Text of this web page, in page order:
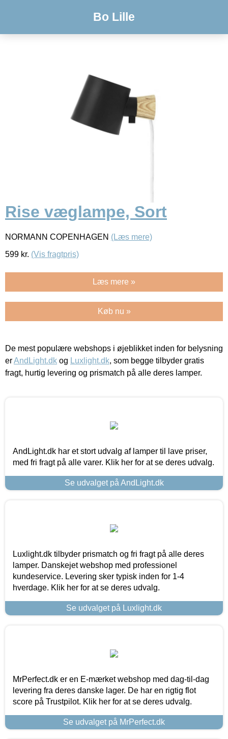
Bo Lille
Rise væglampe, Sort
NORMANN COPENHAGEN (Læs mere)
599 kr. (Vis fragtpris)
Læs mere »
Køb nu »
De mest populære webshops i øjeblikket inden for belysning
erAndLight.dk og Luxlight.dk, som begge tilbyder gratis
fragt, hurtig levering og prismatch på alle deres lamper.
AndLight.dk har et stort udvalg af lamper til lave priser,
med fri fragt på alle varer. Klik her for at se deres udvalg.
Se udvalget på AndLight.dk
Luxlight.dk tilbyder prismatch og fri fragt på alle deres
lamper. Danskejet webshop med professionel
kundeservice. Levering sker typisk inden for 1-4
hverdage. Klik her for at se deres udvalg.
Se udvalget på Luxlight.dk
MrPerfect.dk er en E-mærket webshop med dag-til-dag
levering fra deres danske lager. De har en rigtig flot
score på Trustpilot. Klik her for at se deres udvalg.
Se udvalget på MrPerfect.dk